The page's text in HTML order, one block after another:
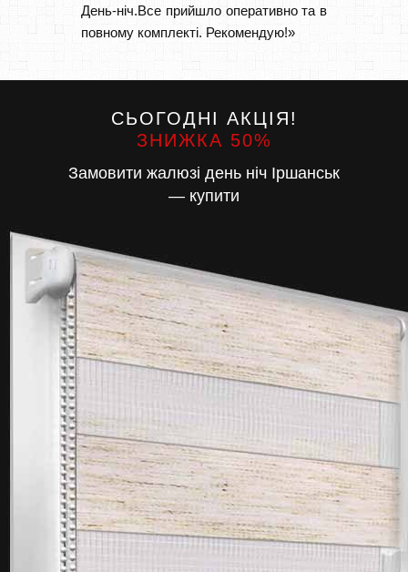
День-ніч.Все прийшло оперативно та в
повному комплекті. Рекомендую!»
СЬОГОДНІ АКЦІЯ!
ЗНИЖКА 50%
Замовити жалюзі день ніч Іршанськ
— купити